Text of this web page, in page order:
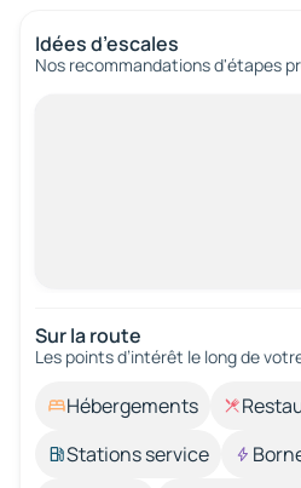
Idées d’escales
Nos recommandations d'étapes
Sur la route
Les points d’intérêt le long de
Hébergements
Stations service